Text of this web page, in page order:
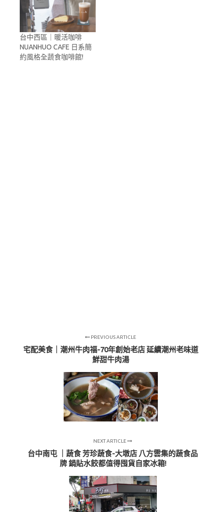
台中西區｜暖活咖啡
NUANHUO CAFE 日系簡
約風格全蔬食咖啡館!
PREVIOUS ARTICLE
宅配美食｜潮州牛肉福-70年創始老店 延續潮州老味道
鮮甜牛肉湯
NEXT ARTICLE
台中南屯 ｜蔬食 芳珍蔬食-大墩店 八方雲集的蔬食品
牌 鍋貼水餃都值得囤貨自家冰箱!